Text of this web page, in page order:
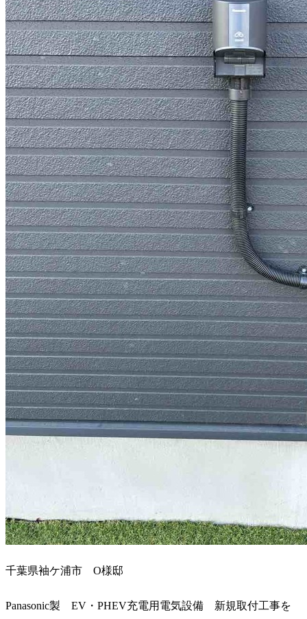
千葉県袖ケ浦市 O様邸
Panasonic製 EV・PHEV充電用電気設備 新規取付工事を